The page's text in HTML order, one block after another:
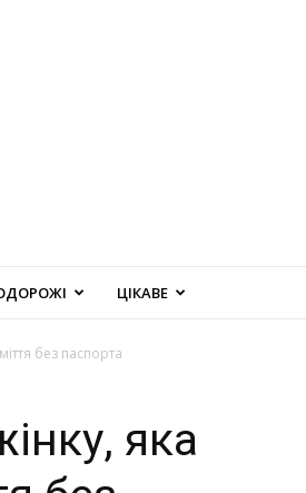
ЦІКАВЕ
без паспорта
яка